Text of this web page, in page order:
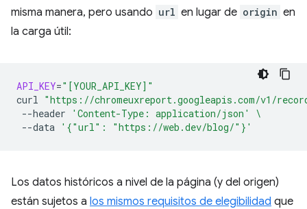
misma manera, pero usando url en lugar de origin en
la carga útil:
API_KEY="[YOUR_API_KEY]"
curl "https://chromeuxreport.googleapis.com/v1/
--header
'Content-Type: application/json'
\
--data '{"url": "https://web.dev/blog/"}'
Los datos históricos a nivel de la página (y del origen)
están sujetos a los mismos requisitos de elegibilidad que